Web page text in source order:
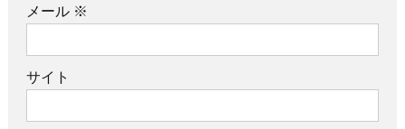
メール ※
サイト